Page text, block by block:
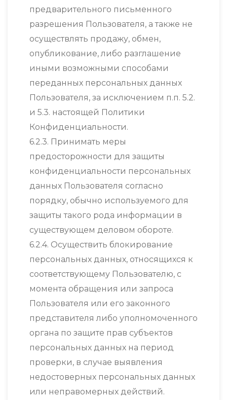
предварительного письменного
разрешения Пользователя, а также не
осуществлять продажу, обмен,
опубликование, либо разглашение
иными возможными способами
переданных персональных данных
Пользователя, за исключением п.п. 5.2.
и 5.3. настоящей Политики
Конфиденциальности.
6.2.3. Принимать меры
предосторожности для защиты
конфиденциальности персональных
данных Пользователя согласно
порядку, обычно используемого для
защиты такого рода информации в
существующем деловом обороте.
6.2.4. Осуществить блокирование
персональных данных, относящихся к
соответствующему Пользователю, с
момента обращения или запроса
Пользователя или его законного
представителя либо уполномоченного
органа по защите прав субъектов
персональных данных на период
проверки, в случае выявления
недостоверных персональных данных
или неправомерных действий.